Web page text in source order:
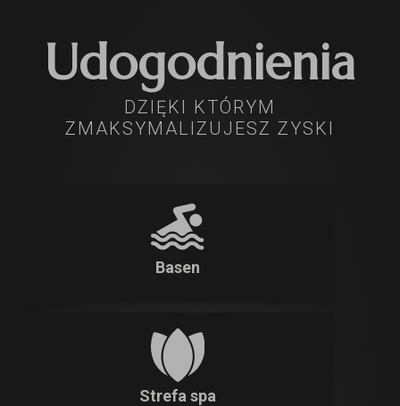
Udogodnienia
DZIĘKI KTÓRYM
ZMAKSYMALIZUJESZ ZYSKI
Basen
Strefa spa